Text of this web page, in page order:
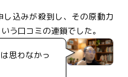
込みが殺到し、その原動力
う口コミの連鎖でした。
思わなかっ